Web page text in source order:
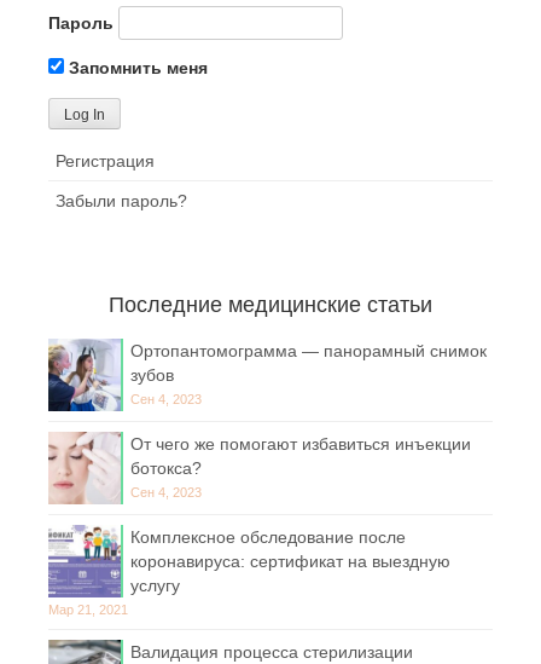
Пароль
Запомнить меня
Регистрация
Забыли пароль?
Последние медицинские статьи
Ортопантомограмма — панорамный снимок
зубов
Сен 4, 2023
От чего же помогают избавиться инъекции
ботокса?
Сен 4, 2023
Комплексное обследование после
коронавируса: сертификат на выездную
услугу
Мар 21, 2021
Валидация процесса стерилизации